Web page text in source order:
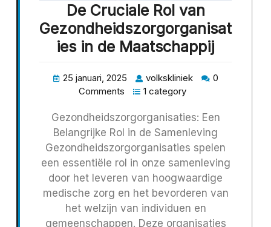
De Cruciale Rol van
Gezondheidszorgorganisat
ies in de Maatschappij
25 januari, 2025 volkskliniek
0
Comments
1 category
Gezondheidszorgorganisaties: Een
Belangrijke Rol in de Samenleving
Gezondheidszorgorganisaties spelen
een essentiële rol in onze samenleving
door het leveren van hoogwaardige
medische zorg en het bevorderen van
het welzijn van individuen en
gemeenschappen. Deze organisaties